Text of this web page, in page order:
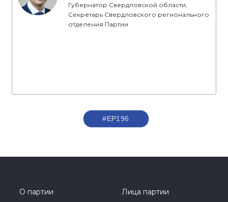
Губернатор Свердловской области,
Секретарь Свердловского регионального
отделения Партии
#ЕР196
О партии
Лица партии